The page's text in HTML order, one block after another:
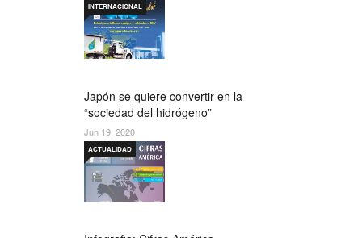
Japón se quiere convertir en la
“sociedad del hidrógeno”
INTERNACIONAL
Jun 19, 2020
ACTUALIDAD